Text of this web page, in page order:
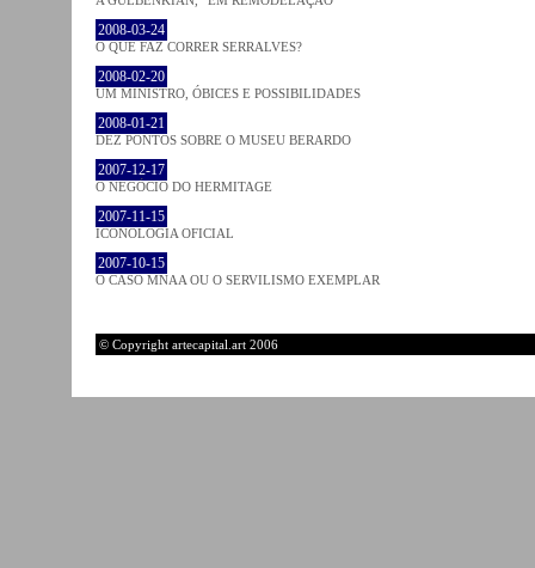
2008-03-24
O QUE FAZ CORRER SERRALVES?
2008-02-20
UM MINISTRO, ÓBICES E POSSIBILIDADES
2008-01-21
DEZ PONTOS SOBRE O MUSEU BERARDO
2007-12-17
O NEGÓCIO DO HERMITAGE
2007-11-15
ICONOLOGIA OFICIAL
2007-10-15
O CASO MNAA OU O SERVILISMO EXEMPLAR
© Copyright artecapital.art 2006